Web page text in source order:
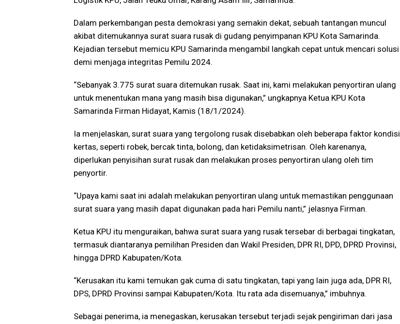
Dalam perkembangan pesta demokrasi yang semakin dekat, sebuah tantangan muncul
akibat ditemukannya surat suara rusak di gudang penyimpanan KPU Kota Samarinda.
Kejadian tersebut memicu KPU Samarinda mengambil langkah cepat untuk mencari solusi
demi menjaga integritas Pemilu 2024.
“Sebanyak 3.775 surat suara ditemukan rusak. Saat ini, kami melakukan penyortiran ulang
untuk menentukan mana yang masih bisa digunakan,” ungkapnya Ketua KPU Kota
Samarinda Firman Hidayat, Kamis (18/1/2024).
Ia menjelaskan, surat suara yang tergolong rusak disebabkan oleh beberapa faktor kondisi
kertas, seperti robek, bercak tinta, bolong, dan ketidaksimetrisan. Oleh karenanya,
diperlukan penyisihan surat rusak dan melakukan proses penyortiran ulang oleh tim
penyortir.
“Upaya kami saat ini adalah melakukan penyortiran ulang untuk memastikan penggunaan
surat suara yang masih dapat digunakan pada hari Pemilu nanti,” jelasnya Firman.
Ketua KPU itu menguraikan, bahwa surat suara yang rusak tersebar di berbagai tingkatan,
termasuk diantaranya pemilihan Presiden dan Wakil Presiden, DPR RI, DPD, DPRD Provinsi,
hingga DPRD Kabupaten/Kota.
“Kerusakan itu kami temukan gak cuma di satu tingkatan, tapi yang lain juga ada, DPR RI,
DPS, DPRD Provinsi sampai Kabupaten/Kota. Itu rata ada disemuanya,” imbuhnya.
Sebagai penerima, ia menegaskan, kerusakan tersebut terjadi sejak pengiriman dari jasa